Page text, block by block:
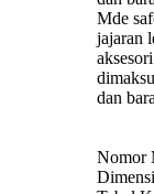
Mde
jajaran
dan
Nomor